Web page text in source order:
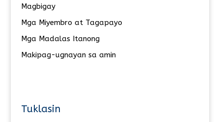
Magbigay
Mga Miyembro at Tagapayo
Mga Madalas Itanong
Makipag-ugnayan sa amin
Tuklasin